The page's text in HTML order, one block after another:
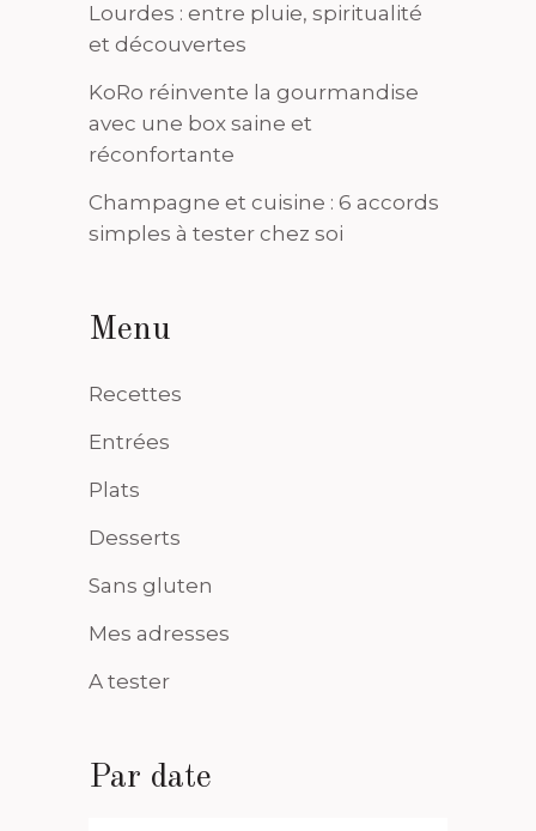
Lourdes : entre pluie, spiritualité
et découvertes
KoRo réinvente la gourmandise
avec une box saine et
réconfortante
Champagne et cuisine : 6 accords
simples à tester chez soi
Menu
Recettes
Entrées
Plats
Desserts
Sans gluten
Mes adresses
A tester
Par date